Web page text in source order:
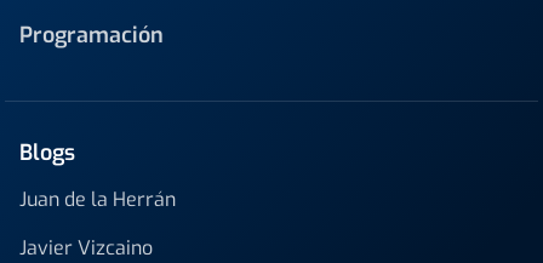
Programación
Blogs
Juan de la Herrán
Javier Vizcaino